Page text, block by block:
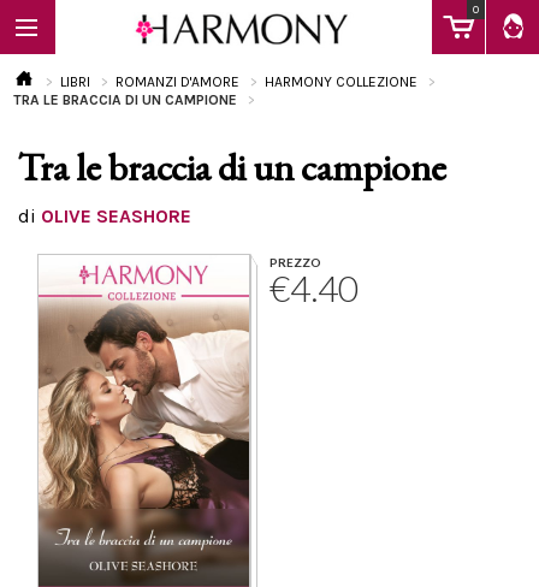
0
EBOOK
Calendario
LIBRI ROMANZI D'AMORE
HARMONY COLLEZIONE
TRA LE BRACCIA DI UN CAMPIONE
Tra le braccia di un campione
di OLIVE SEASHORE
PREZZO
€4.40